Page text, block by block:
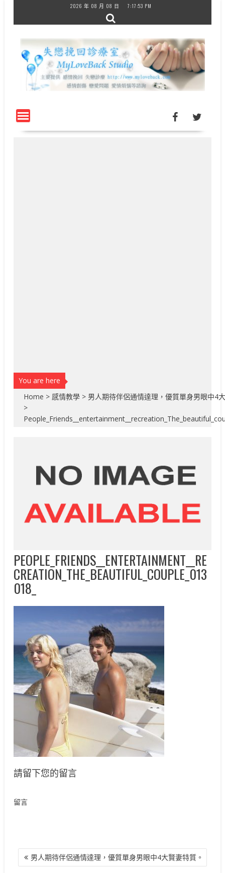
content
2026 年 08 月 08 日 7:17:53 PM
You are here
Home > 感情教學 > 男人期待伴侶通情達理，優質單身男眼中4
>
PEOPLE_FRIENDS__ENTERTAINMENT__RE
CREATION_THE_BEAUTIFUL_COUPLE_013
018_
請留下您的留言
留言
文
章 男人期待伴侶通情達理，優質單身男眼中4大賢妻特質。